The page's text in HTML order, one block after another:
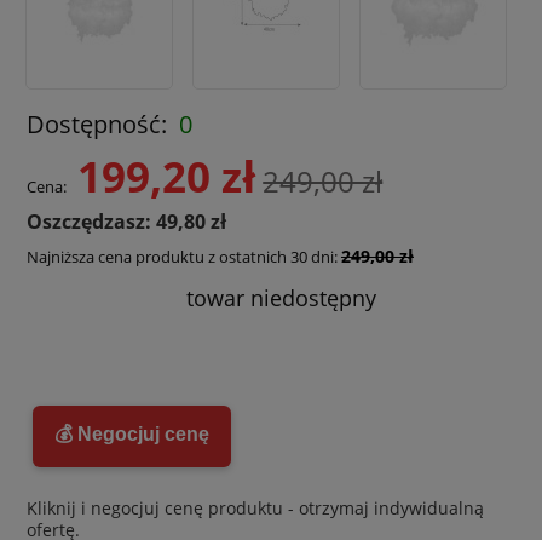
Dostępność: 0
Cena: 199,20 zł249,00 zł
Oszczędzasz: 49,80 zł
Najniższa cena produktu z ostatnich 30 dni:249,00 zł
towar niedostępny
💰 Negocjuj cenę
Kliknij i negocjuj cenę produktu - otrzymaj indywidualną
ofertę.